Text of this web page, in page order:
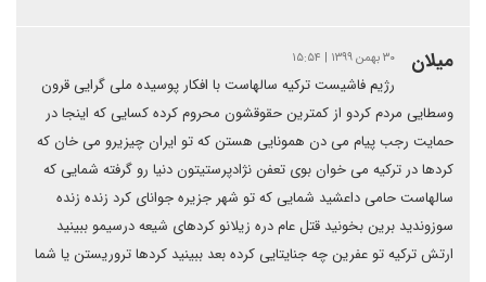
ميلان ۳۰ بهمن ۱۳۹۹ | ۱۵:۵۴
رژیم فاشیست ترکیه سالهاست با افکار پوسیده ملی گرایی قرون
وسطایی مردم کردو از کمترین حقوقشون محروم کرده کسایی که اینجا در
حمایت رجب پیام می دن همونایی هستن که تو ایران چیزیرو می خان که
کردها در ترکیه می خوان بوی تعفن نژادپرستیتون دنیا رو گرفته شمایی که
سالهاست حامی داعشید شمایی که تو شهر جزیره جوانای کرد زنده زنده
سوزوندید برین بخونید قتل عام دره زیلانو کردهای شیعه درسیمو ببینید
ارتش ترکیه تو عفرین چه جنایتایی کرده بعد ببینید کردها تروریستن یا شما